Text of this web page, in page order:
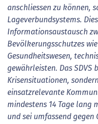
anschliessen zu können,
Lageverbundsystems.
Informationsaustausch
Bevölkerungsschutzes
Gesundheitswesen,
gewährleisten. Das SDVS
Krisensituationen,
einsatzrelevante
mindestens 14 Tage lang
und sei umfassend gegen